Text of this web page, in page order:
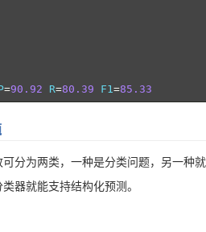
=90.92 R=80.39 F1=85.33
分为两类，一种是分类问题，另一种
器就能支持结构化预测。